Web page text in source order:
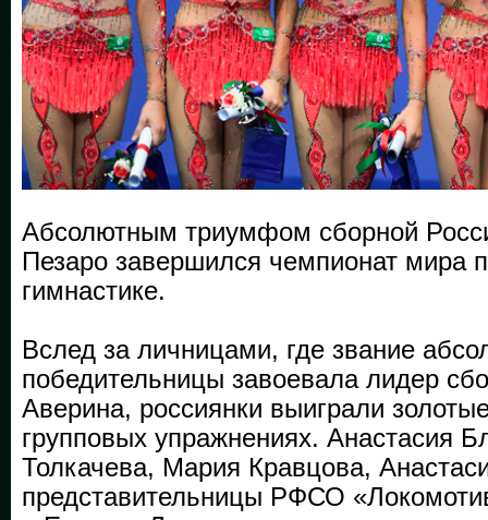
Абсолютным триумфом сборной
Пезаро завершился чемпионат мира
гимнастике.
Вслед за личницами, где звание
победительницы завоевала лидер
Аверина, россиянки выиграли
групповых упражнениях. Анастасия
Толкачева, Мария Кравцова,
представительницы РФСО